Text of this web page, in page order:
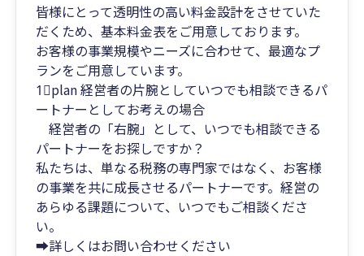
皆様にとって透明性の高い料金設計をさせていた
だくため、基本料金表をご用意しております。
お客様の事業規模やニーズに合わせて、最適なプ
ランをご用意しています。
1⃣plan 経営者の片腕としていつでも相談できるパ
ートナーとしてお考えの場合
経営者の「右腕」として、いつでも相談できる
パートナーをお探しですか？
私たちは、単なる税務の専門家ではなく、お客様
の事業を共に成長させるパートナーです。経営の
あらゆる課題について、いつでもご相談くださ
い。
➡詳しくはお問い合わせください